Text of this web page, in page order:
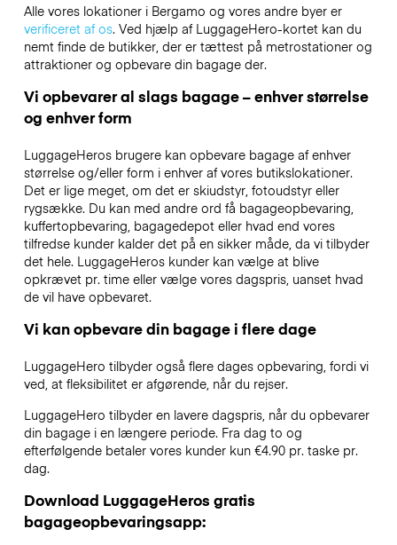
Alle vores lokationer i Bergamo og vores andre byer er
verificeret af os. Ved hjælp af LuggageHero-kortet kan du
nemt finde de butikker, der er tættest på metrostationer og
attraktioner og opbevare din bagage der.
Vi opbevarer al slags bagage – enhver størrelse
og enhver form
LuggageHeros brugere kan opbevare bagage af enhver
størrelse og/eller form i enhver af vores butikslokationer.
Det er lige meget, om det er skiudstyr, fotoudstyr eller
rygsække. Du kan med andre ord få bagageopbevaring,
kuffertopbevaring, bagagedepot eller hvad end vores
tilfredse kunder kalder det på en sikker måde, da vi tilbyder
det hele. LuggageHeros kunder kan vælge at blive
opkrævet pr. time eller vælge vores dagspris, uanset hvad
de vil have opbevaret.
Vi kan opbevare din bagage i flere dage
LuggageHero tilbyder også flere dages opbevaring, fordi vi
ved, at fleksibilitet er afgørende, når du rejser.
LuggageHero tilbyder en lavere dagspris, når du opbevarer
din bagage i en længere periode. Fra dag to og
efterfølgende betaler vores kunder kun €4.90 pr. taske pr.
dag.
Download LuggageHeros gratis
bagageopbevaringsapp: